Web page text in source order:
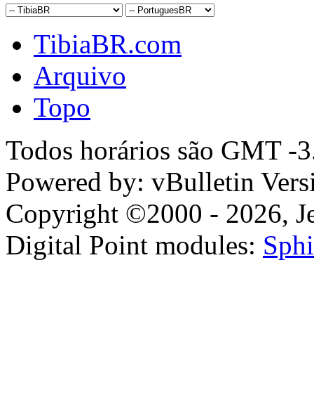
TibiaBR.com
Arquivo
Topo
Todos horários são GMT -
Powered by: vBulletin
Copyright ©2000 - 2026,
Digital Point modules: